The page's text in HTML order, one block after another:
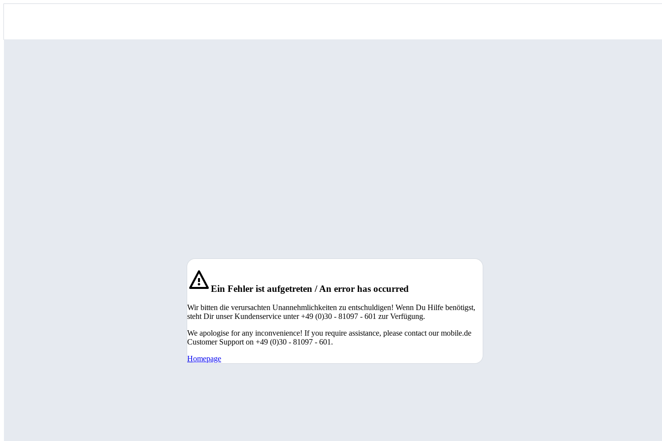
Ein Fehler ist aufgetreten / An error has occurred
Wir bitten die verursachten Unannehmlichkeiten zu entschuldigen! Wenn Du Hilfe benötigst,
steht Dir unser Kundenservice unter +49 (0)30 - 81097 - 601 zur Verfügung.
We apologise for any inconvenience! If you require assistance, please contact our mobile.de
Customer Support on +49 (0)30 - 81097 - 601.
Homepage